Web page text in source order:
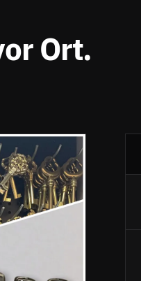
Ort.